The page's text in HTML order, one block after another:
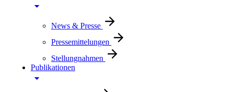
News & Presse
Pressemittelungen
Stellungnahmen
Publikationen